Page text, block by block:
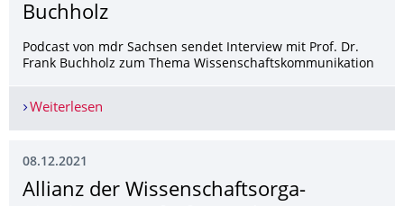
Buchholz
Podcast von mdr Sachsen sendet Interview mit Prof. Dr.
Frank Buchholz zum Thema Wissenschaftskommunikation
Weiterlesen
08.12.2021
Allianz der Wissenschaftsorga­